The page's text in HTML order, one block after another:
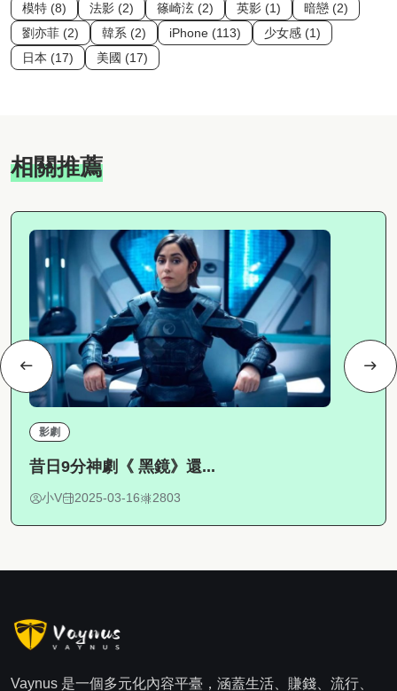
模特 (8)
法影 (2) 篠崎泫 (2) 英影 (1)
暗戀 (2)
劉亦菲 (2)
韓系 (2) iPhone (113)
少女感 (1)
日本 (17)
美國 (17)
相關推薦
影劇
昔日9分神劇《 黑鏡》還...
小V 2025-03-16 2803
Vaynus 是一個多元化內容平臺，涵蓋生活、賺錢、流行、